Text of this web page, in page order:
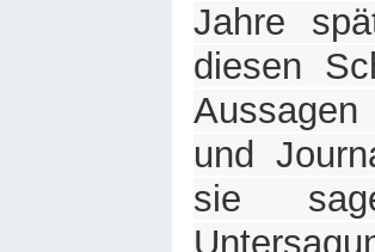
Jahre
diesen
und
sie